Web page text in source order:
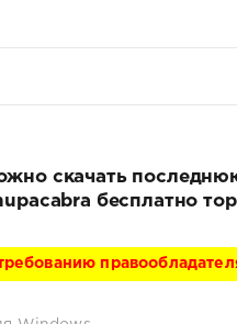
скачать
бесплатно